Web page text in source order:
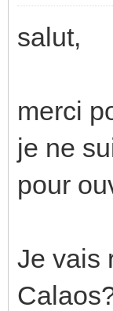
salut,
merci
je ne
pour
Je vais